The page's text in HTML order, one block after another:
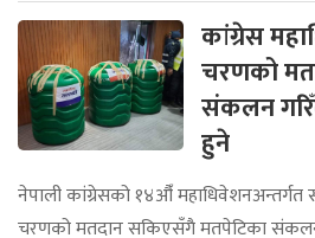
कांग्रेस
चरणको
संकलन
हुने
नेपाली कांग्रेसको १४औँ महाधिवेशनअन्तर्गत
चरणको मतदान सकिएसँगै मतपेटिका संकलन